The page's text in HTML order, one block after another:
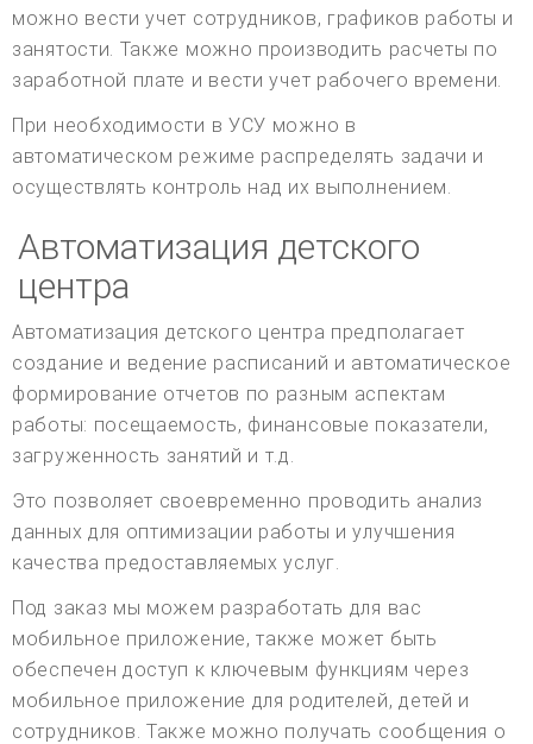
можно вести учет сотрудников, графиков работы и
занятости. Также можно производить расчеты по
заработной плате и вести учет рабочего времени.
При необходимости в УСУ можно в
автоматическом режиме распределять задачи и
осуществлять контроль над их выполнением.
Автоматизация детского
центра
Автоматизация детского центра предполагает
создание и ведение расписаний и автоматическое
формирование отчетов по разным аспектам
работы: посещаемость, финансовые показатели,
загруженность занятий и т.д.
Это позволяет своевременно проводить анализ
данных для оптимизации работы и улучшения
качества предоставляемых услуг.
Под заказ мы можем разработать для вас
мобильное приложение, также может быть
обеспечен доступ к ключевым функциям через
мобильное приложение для родителей, детей и
сотрудников. Также можно получать сообщения о